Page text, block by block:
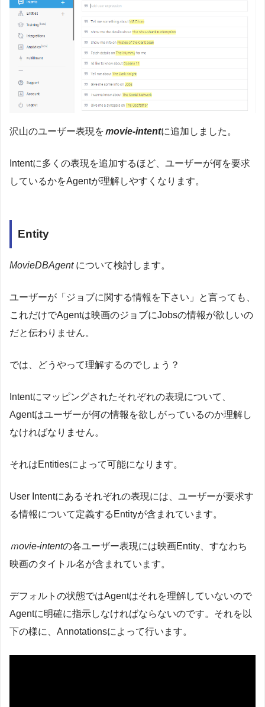
沢山のユーザー表現をｍovie-intentに追加しました。
Intentに多くの表現を追加するほど、ユーザーが何を要求
しているかをAgentが理解しやすくなります。
Entity
MovieDBAgent について検討します。
ユーザーが「ジョブに関する情報を下さい」と言っても、
これだけでAgentは映画のジョブにJobsの情報が欲しいの
だと伝わりません。
では、どうやって理解するのでしょう？
Intentにマッピングされたそれぞれの表現について、
Agentはユーザーが何の情報を欲しがっているのか理解し
なければなりません。
それはEntitiesによって可能になります。
User Intentにあるそれぞれの表現には、ユーザーが要求す
る情報について定義するEntityが含まれています。
ｍovie-intentの各ユーザー表現には映画Entity、すなわち
映画のタイトル名が含まれています。
デフォルトの状態ではAgentはそれを理解していないので
Agentに明確に指示しなければならないのです。それを以
下の様に、Annotationsによって行います。